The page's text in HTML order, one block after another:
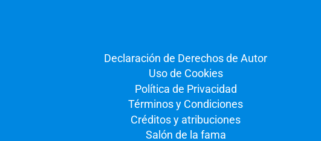
Declaración de Derechos de Autor
Uso de Cookies
Política de Privacidad
Términos y Condiciones
Créditos y atribuciones
Salón de la fama